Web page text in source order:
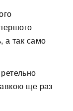
а так само
ретельно
ще раз